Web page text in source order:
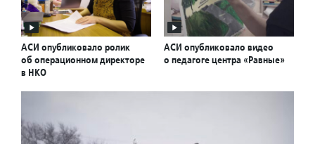
АСИ опубликовало ролик
об операционном директоре
в НКО
АСИ опубликовало видео
о педагоге центра «Равные»